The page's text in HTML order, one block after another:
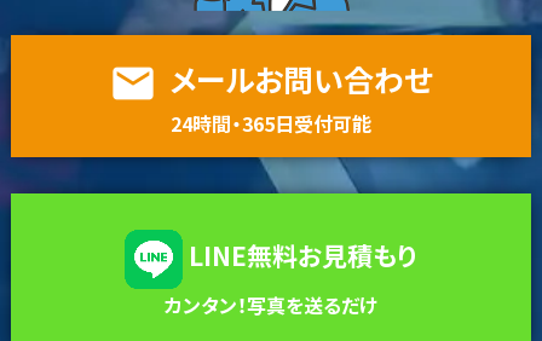
email メールお問い合わせ
24時間・365日受付可能
LINE無料お見積もり
カンタン！写真を送るだけ